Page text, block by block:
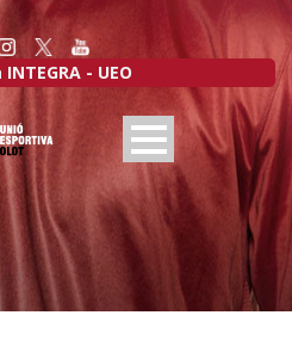
- UEO